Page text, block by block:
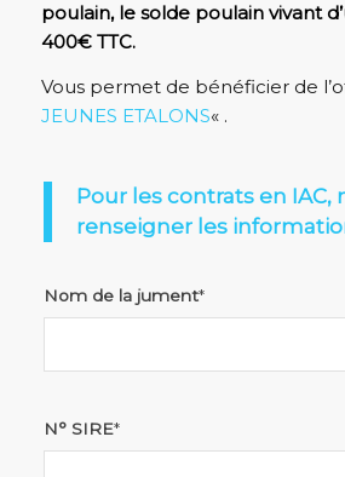
poulain, le solde poulain vivant
400€ TTC.
Vous permet de bénéficier de
JEUNES ETALONS« .
Pour les contrats en IAC,
renseigner les
Nom de la jument*
N° SIRE*